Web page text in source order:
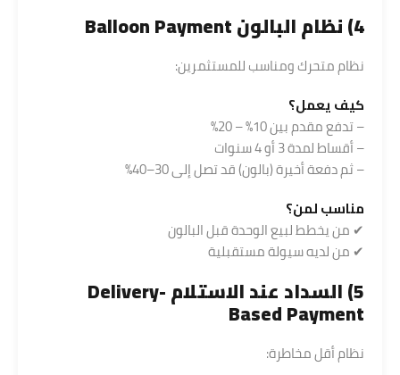
4) نظام البالون Balloon Payment
نظام متحرك ومناسب للمستثمرين:
كيف يعمل؟
– تدفع مقدم بين 10% – 20%
– أقساط لمدة 3 أو 4 سنوات
– ثم دفعة أخيرة (بالون) قد تصل إلى 30–40%
مناسب لمن؟
✔ من يخطط لبيع الوحدة قبل البالون
✔ من لديه سيولة مستقبلية
5) السداد عند الاستلام Delivery-
Based Payment
نظام أقل مخاطرة: